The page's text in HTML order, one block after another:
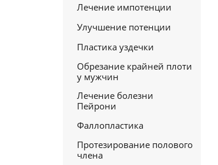
Лечение импотенции
Улучшение потенции
Пластика уздечки
Обрезание крайней плоти
у мужчин
Лечение болезни
Пейрони
Фаллопластика
Протезирование полового
члена